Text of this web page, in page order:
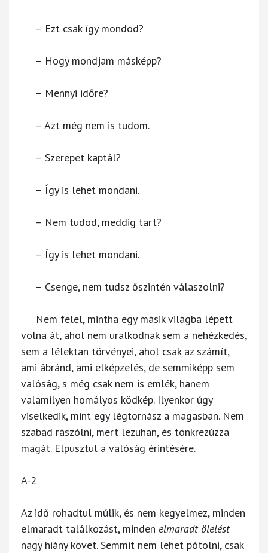
– Ezt csak így mondod?
– Hogy mondjam másképp?
– Mennyi időre?
– Azt még nem is tudom.
– Szerepet kaptál?
– Így is lehet mondani.
– Nem tudod, meddig tart?
– Így is lehet mondani.
– Csenge, nem tudsz őszintén válaszolni?
Nem felel, mintha egy másik világba lépett
volna át, ahol nem uralkodnak sem a nehézkedés,
sem a lélektan törvényei, ahol csak az számít,
ami ábránd, ami elképzelés, de semmiképp sem
valóság, s még csak nem is emlék, hanem
valamilyen homályos ködkép. Ilyenkor úgy
viselkedik, mint egy légtornász a magasban. Nem
szabad rászólni, mert lezuhan, és tönkrezúzza
magát. Elpusztul a valóság érintésére.
A-2
Az idő rohadtul múlik, és nem kegyelmez, minden
elmaradt találkozást, minden elmaradt ölelést
nagy hiány követ. Semmit nem lehet pótolni, csak